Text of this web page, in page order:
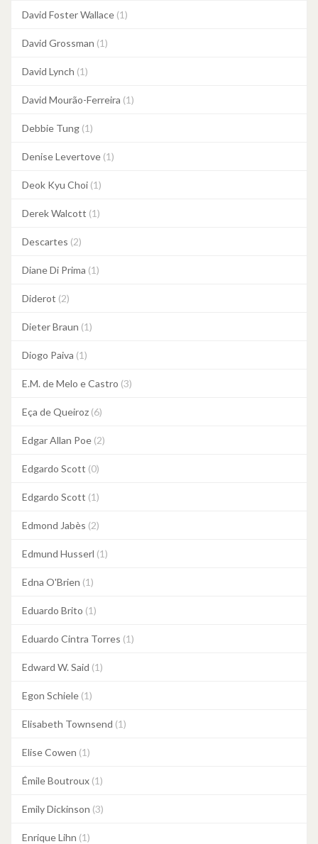
David Foster Wallace (1)
David Grossman (1)
David Lynch (1)
David Mourão-Ferreira (1)
Debbie Tung (1)
Denise Levertove (1)
Deok Kyu Choi (1)
Derek Walcott (1)
Descartes (2)
Diane Di Prima (1)
Diderot (2)
Dieter Braun (1)
Diogo Paiva (1)
E.M. de Melo e Castro (3)
Eça de Queiroz (6)
Edgar Allan Poe (2)
Edgardo Scott (0)
Edgardo Scott (1)
Edmond Jabès (2)
Edmund Husserl (1)
Edna O'Brien (1)
Eduardo Brito (1)
Eduardo Cintra Torres (1)
Edward W. Said (1)
Egon Schiele (1)
Elisabeth Townsend (1)
Elise Cowen (1)
Émile Boutroux (1)
Emily Dickinson (3)
Enrique Lihn (1)